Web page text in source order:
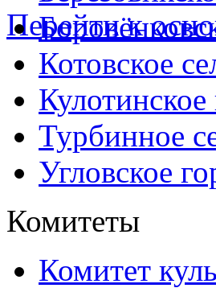
Перейти к
Котовское
Кулотинское
Турбинное
Угловское
Комитеты
Комитет